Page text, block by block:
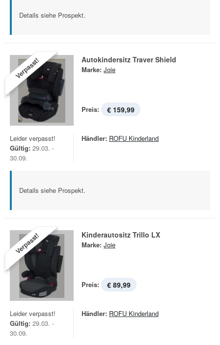
Details siehe Prospekt.
Verpasst! Autokindersitz Traver Shield
Marke: Joie
Preis: € 159,99
Leider verpasst!
Gültig: 29.03. -
30.09.
Händler: ROFU Kinderland
Details siehe Prospekt.
Verpasst! Kinderautositz Trillo LX
Marke: Joie
Preis: € 89,99
Leider verpasst!
Gültig: 29.03. -
30.09.
Händler: ROFU Kinderland